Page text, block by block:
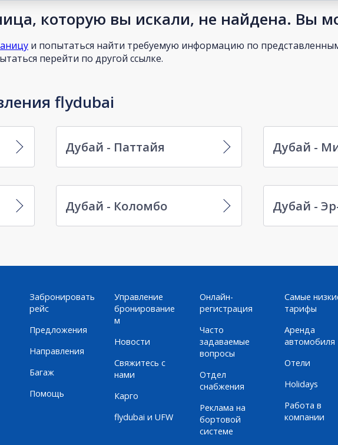
которую вы искали, не найдена. Вы
и попытаться найти требуемую информацию по
перейти по другой ссылке.
flydubai
Дубай - Паттайя Дубай -
Дубай - Коломбо Дубай -
Забронировать
рейс
Предложения
Направления
Багаж
Помощь
Управление
бронирование
м
Новости
Свяжитесь с
нами
Карго
flydubai и UFW
Онлайн-
регистрация
Часто
задаваемые
вопросы
Отдел
снабжения
Реклама на
бортовой
системе
Самые
тарифы
Аренда
автомобиля
Отели
Holidays
Работа в
компании